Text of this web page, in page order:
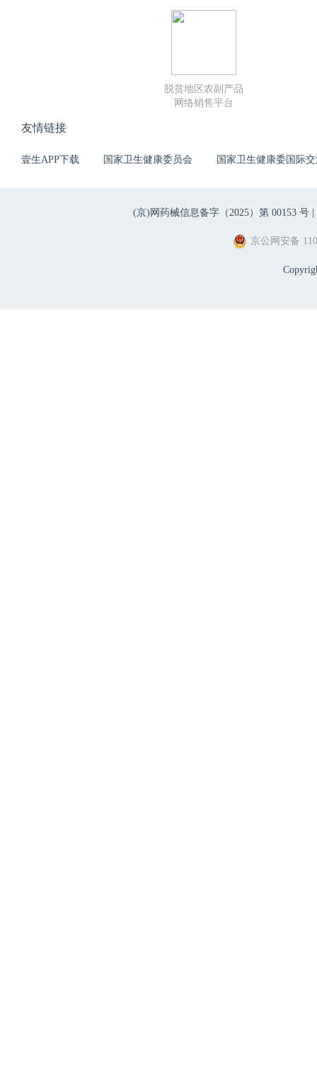
脱贫地区农副产品
网络销售平台
友情链接
壹生APP下载 国家卫生健康委员会 国家卫生健康委国际
(京)网药械信息备字（2025）第 00153 号 |
京公网安备